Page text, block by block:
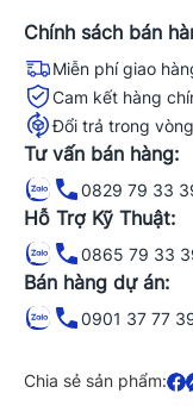
Chính sách bán
Miễn phí giao
Cam kết hàng
Đổi trả trong
Tư vấn bán hàng:
0829 79 33
Hỗ Trợ Kỹ Thuật:
0865 79 33
Bán hàng dự án:
0901 37 77
Chia sẻ sản phẩm: